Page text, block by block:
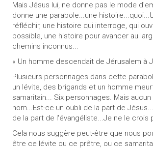
Mais Jésus lui, ne donne pas le mode
donne une parabole...une
réfléchir, une histoire qui interroge, qui
possible, une histoire pour avancer au
chemins inconnus...
« Un homme descendait de Jérusalem à
Plusieurs personnages dans cette
un lévite, des brigands et un homme
samaritain... Six personnages. Mais
nom...Est-ce un oubli de la part de
de la part de l'évangéliste...Je ne le crois
Cela nous suggère peut-être que nous
être ce lévite ou ce prêtre, ou ce